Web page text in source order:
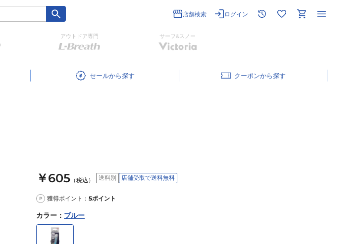
店舗検索 ログイン
アウトドア専門 サーフ&スノー
セール クーポン
￥605 （税込） 送料別 店舗受取で送料無料
P 獲得ポイント： 5ポイント
カラー ： ブルー